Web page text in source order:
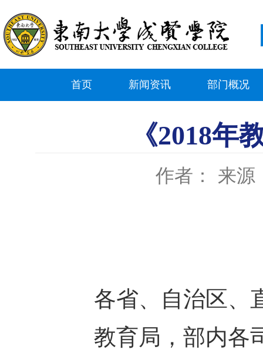
首页 新闻资讯 部门概况
《2018
作者： 来源
各省、自治区、
教育局，部内各